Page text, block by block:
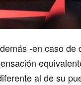
-en caso
al de su